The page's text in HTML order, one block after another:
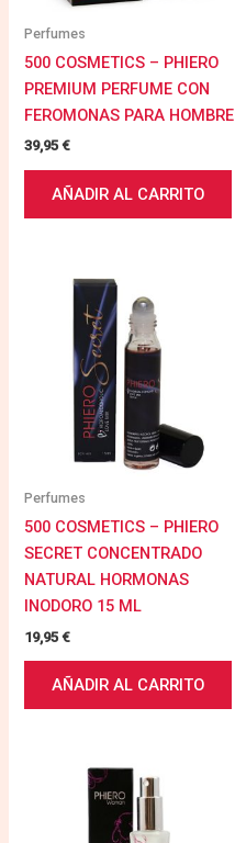
Perfumes
500 COSMETICS – PHIERO
PREMIUM PERFUME CON
FEROMONAS PARA HOMBRE
39,95€
AÑADIR AL CARRITO
Perfumes
500 COSMETICS – PHIERO
SECRET CONCENTRADO
NATURAL HORMONAS
INODORO 15 ML
19,95€
AÑADIR AL CARRITO